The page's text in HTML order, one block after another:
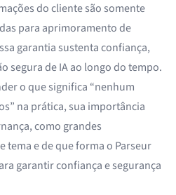
do cliente são somente
para aprimoramento de
garantia sustenta confiança,
segura de IA ao longo do tempo.
o que significa “nenhum
na prática, sua importância
como grandes
tema e de que forma o Parseur
garantir confiança e segurança